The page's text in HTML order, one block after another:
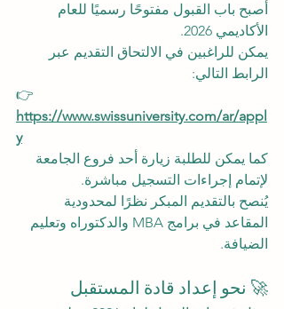
أصبح باب القبول مفتوحًا رسميًا للعام
الأكاديمي 2026.
يمكن للراغبين في الالتحاق التقديم عبر
الرابط التالي:
👉
https://www.swissuniversity.com/ar/appl
y
كما يمكن للطلبة زيارة أحد فروع الجامعة
لإتمام إجراءات التسجيل مباشرة.
يُنصح بالتقديم المبكر نظرًا لمحدودية
المقاعد في برامج MBA والدكتوراه وتعليم
الضيافة.
🚀 نحو إعداد قادة المستقبل